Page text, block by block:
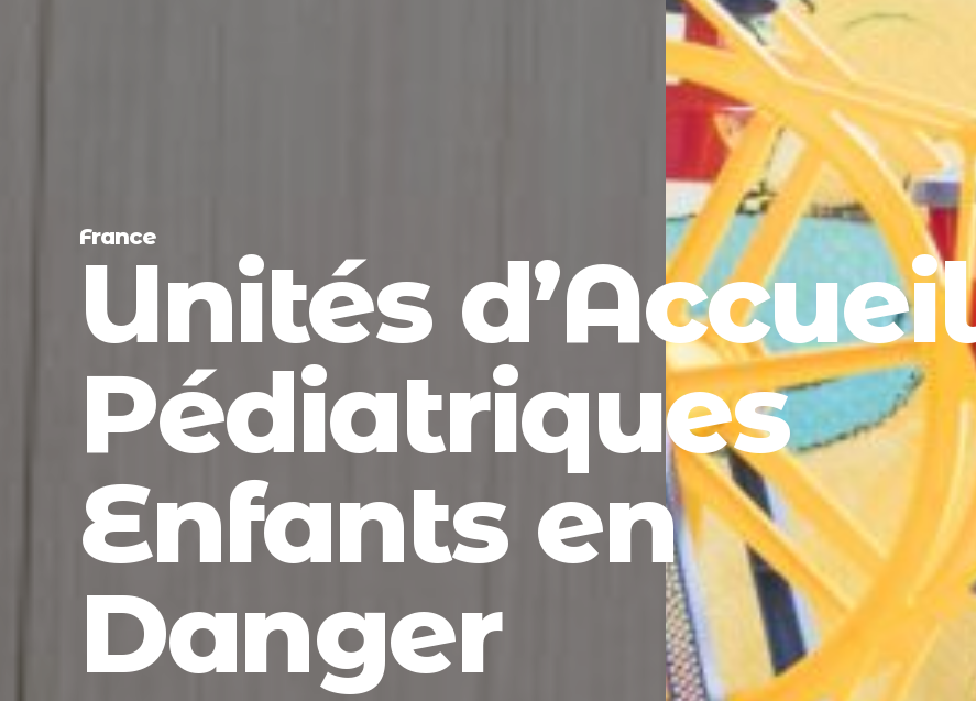
France
Unités d’Accueil
Pédiatriques
Enfants en
Danger